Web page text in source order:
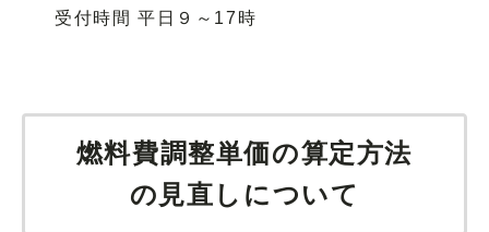
受付時間 平日９～17時
燃料費調整単価の算定方法
の見直しについて